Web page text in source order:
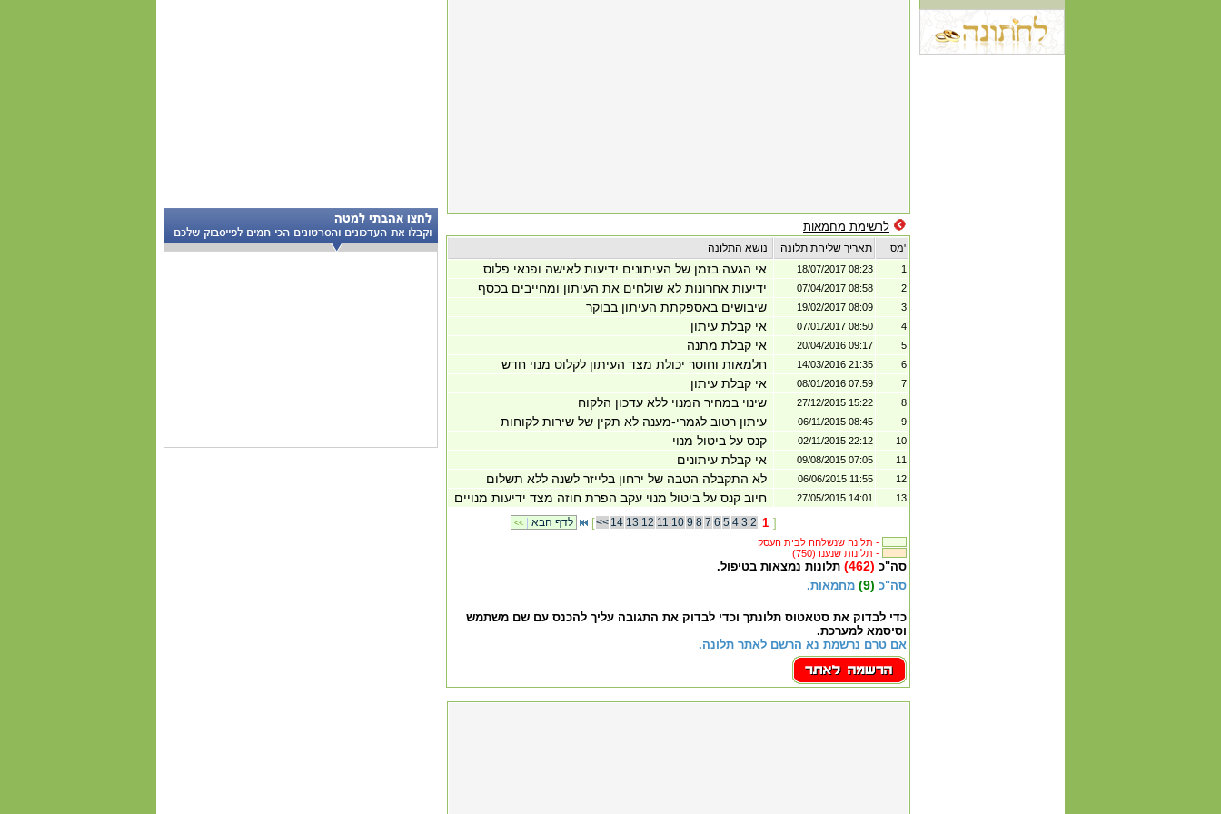
לרשימת מחמאות
תאריך שליחת תלונה מס'
אי הגעה בזמן של העיתונים ידיעות לאישה ופנאי פלוס 18/07/2017 08:23 1
ידיעות אחרונות לא שולחים את העיתון ומחייבים בכסף 07/04/2017 08:58 2
שיבושים באספקתת העיתון בבוקר 19/02/2017 08:09 3
אי קבלת עיתון 07/01/2017 08:50 4
אי קבלת מתנה 20/04/2016 09:17 5
חלמאות וחוסר יכולת מצד העיתון לקלוט מנוי חדש 14/03/2016 21:35 6
אי קבלת עיתון 08/01/2016 07:59 7
שינוי במחיר המנוי ללא עדכון הלקוח 27/12/2015 15:22 8
עיתון רטוב לגמרי-מענה לא תקין של שירות לקוחות 06/11/2015 08:45 9
קנס על ביטול מנוי 02/11/2015 22:12 10
אי קבלת עיתונים 09/08/2015 07:05 11
לא התקבלה הטבה של ירחון בלייזר לשנה ללא תשלום 06/06/2015 11:55 12
חיוב קנס על ביטול מנוי עקב הפרת חוזה מצד ידיעות מנויים 27/05/2015 14:01 13
<< [<< 14 13 12 11 10 9 8 7 6 5 4 3 2 1 ]
תלונה שנשלחה לבית העסק -
(750) תלונות שנענו -
סה"כ (462)
תלונות נמצאות בטיפול.
סה"כ (9) מחמאות.
כדי לבדוק את סטאטוס תלונתך וכדי לבדוק את התגובה עליך להכנס עם שם משתמש
וסיסמא למערכת.
אם טרם נרשמת נא הרשם לאתר תלונה.